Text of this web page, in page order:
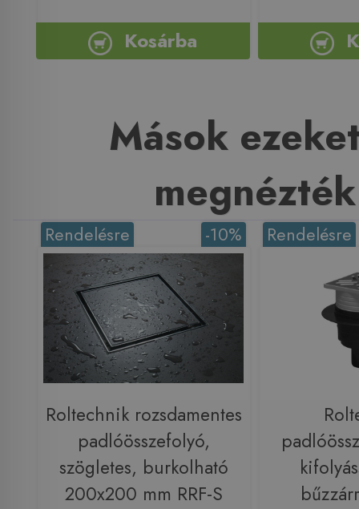
Kosárba
Mások
megnézték
-10%
Rendelésre
Roltechnik rozsdamentes
padlóösszefolyó,
szögletes, burkolható
200x200 mm RRF-S
Rendelésre